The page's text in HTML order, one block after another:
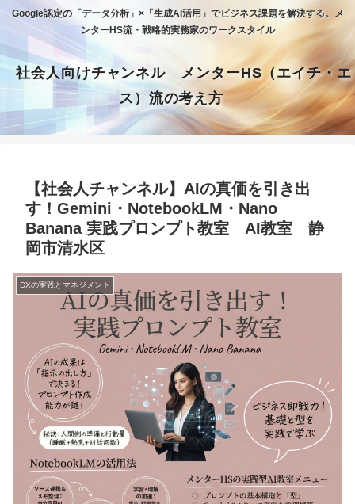
Google認定の「データ分析」×「生成AI活用」でビジネス課題を解決する。メ
ンターHS流・戦略的実務家のワークスタイル
社会人向けチャンネル メンターHS（エイチ・エ
ス）流の考え方
【社会人チャンネル】AIの真価を引き出
す！Gemini・NotebookLM・Nano
Banana 実践プロンプト教室 AI教室 静
岡市清水区
DXの実践とマネジメント